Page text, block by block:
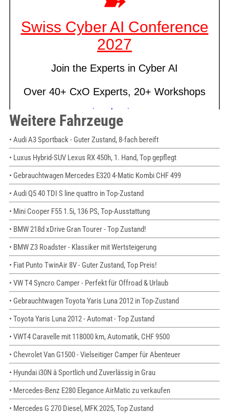
Weitere Fahrzeuge
• Audi A3 Sportback - Guter Zustand, 8-fach bereift
• Luxus Hybrid-SUV Lexus RX 450h, 1. Hand, Top gepflegt
• Gebrauchtwagen Mercedes E320 4-Matic Kombi CHF 499
• Audi Q5 40 TDI S line quattro in Top-Zustand
• Mini Cooper F55 1.5i, 136 PS, Top-Ausstattung
• BMW 218d xDrive Gran Tourer - Top Zustand!
• BMW Z3 Roadster - Klassiker mit Wertsteigerung
• Fiat Punto TwinAir 8V - Guter Zustand, Top Preis!
• VW T4 Syncro Camper - Perfekt für Offroad & Urlaub
• Gebrauchtwagen Toyota Yaris Luna 2012 in Top-Zustand
• Toyota Yaris Luna 2012 - Automat - Top Zustand
• VWT4 Caravelle mit 118000 km, Automatik, CHF 9500
• Chevrolet Van G1500 - Vielseitiger Camper für Abenteuer
• Hyundai i30N â Sportlich und Zuverlässig in Grau
• Mercedes-Benz E280 Elegance AirMatic zu verkaufen
• Mercedes G 270 Diesel, MFK 2025, Top Zustand